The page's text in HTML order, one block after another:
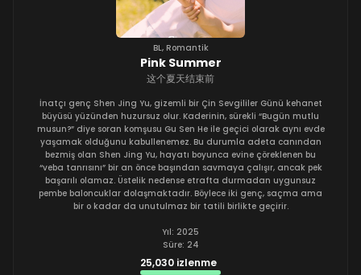
BL, Romantik
Pink Summer
这个夏天结束前
İnatçı genç Shen Jing Yu, gizemli bir Çin Sevgililer Günü kehanet
büyüsü yüzünden huzursuz olur. Kaderinin, sürekli “Bugün mutlu
musun?” diye soran komşusu Gu Sen He ile geçici olarak aynı evde
yaşamak olduğunu kabullenemez. Bu durumla adeta canından
bezmiş olan Shen Jing Yu, hayatı boyunca evine çöreklenen bu
“veba tanrısını” bir an önce başından savmaya çalışır, ancak pek
başarılı olamaz. Üstelik nedense etrafta durmadan uygunsuz
pembe baloncuklar dolaşmaktadır. Böylece iki genç, saçma ama
bir o kadar da unutulmaz bir tatili birlikte geçirir.
Yıl: 2025
Süre: 24
25,030 izlenme